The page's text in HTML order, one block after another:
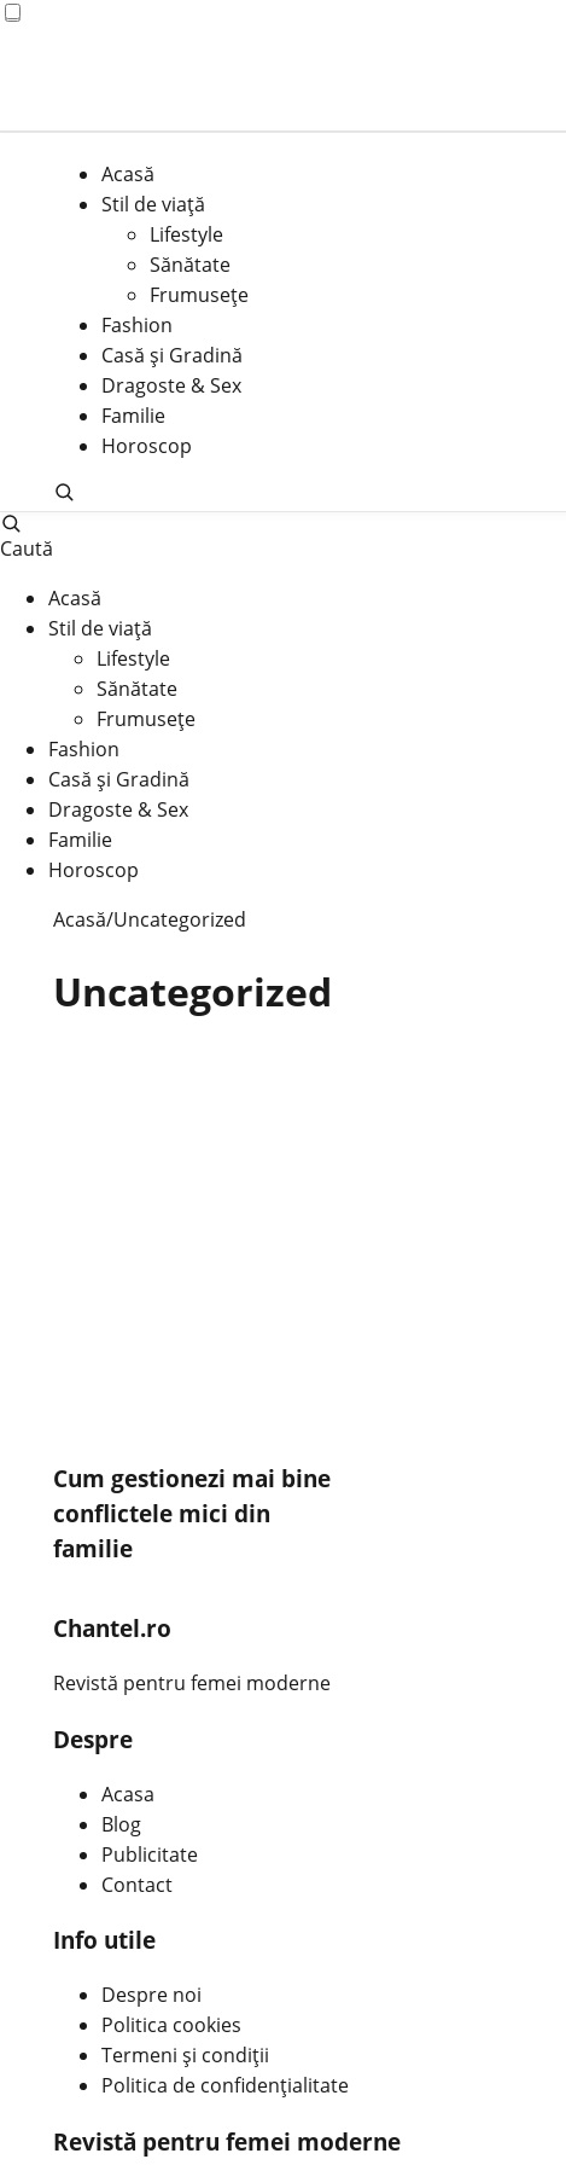
Acasă
Stil de viață
Lifestyle
Sănătate
Frumusețe
Fashion
Casă şi Gradină
Dragoste & Sex
Familie
Horoscop
Caută
Acasă
Stil de viață
Lifestyle
Sănătate
Frumusețe
Fashion
Casă şi Gradină
Dragoste & Sex
Familie
Horoscop
Acasă/Uncategorized
Uncategorized
Cum gestionezi mai bine
conflictele mici din
familie
Chantel.ro
Revistă pentru femei moderne
Despre
Acasa
Blog
Publicitate
Contact
Info utile
Despre noi
Politica cookies
Termeni și condiții
Politica de confidențialitate
Revistă pentru femei moderne